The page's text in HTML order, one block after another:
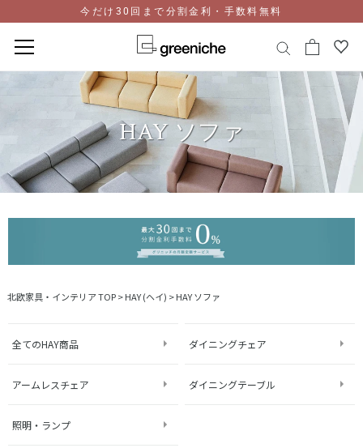
ス
キ
ッ
今だけ30回まで分割金利・手数料無料
HAY ソファ
北欧家具・インテリア TOP>HAY (ヘイ) >HAY ソファ
全てのHAY商品 ダイニングチェア
アームレスチェア ダイニングテーブル
照明・ランプ